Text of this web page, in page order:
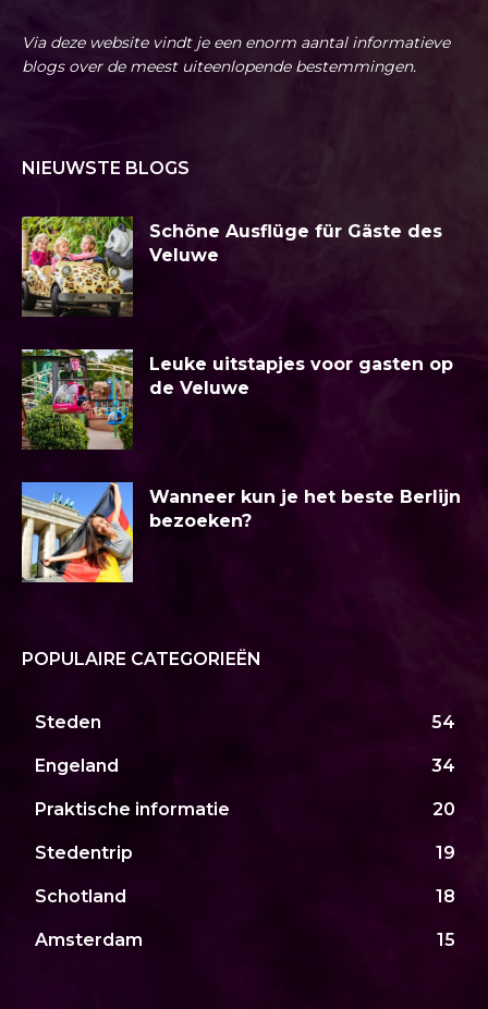
Via deze website vindt je een enorm aantal informatieve
blogs over de meest uiteenlopende bestemmingen.
NIEUWSTE BLOGS
Schöne Ausflüge für Gäste des
Veluwe
Leuke uitstapjes voor gasten op
de Veluwe
Wanneer kun je het beste Berlijn
bezoeken?
POPULAIRE CATEGORIEËN
Steden 54
Engeland 34
Praktische informatie 20
Stedentrip 19
Schotland 18
Amsterdam 15